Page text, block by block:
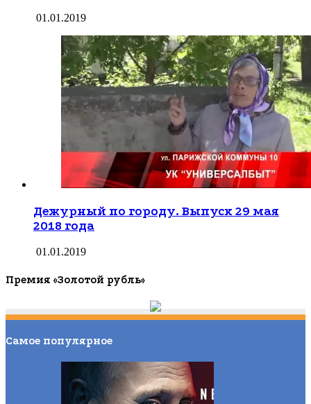
01.01.2019
Дежурный по городу. Выпуск 29 мая
2018 года
01.01.2019
Премия «Золотой рубль»
Самое популярное